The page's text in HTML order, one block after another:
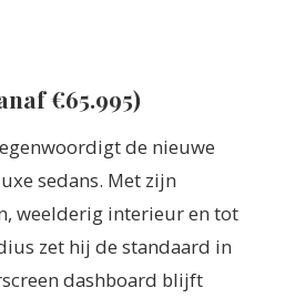
€65.995)
de nieuwe
sedans. Met zijn
weelderig interieur en tot
zet hij de standaard in
dashboard blijft